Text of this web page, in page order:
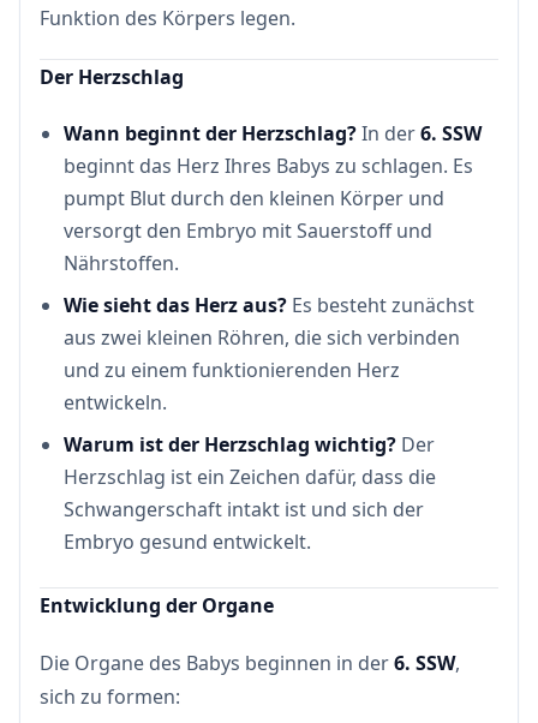
Funktion des Körpers legen.
Der Herzschlag
Wann beginnt der Herzschlag?In der6. SSW
beginnt das Herz Ihres Babys zu schlagen. Es
pumpt Blut durch den kleinen Körper und
versorgt den Embryo mit Sauerstoff und
Nährstoffen.
Wie sieht das Herz aus? Es besteht zunächst
aus zwei kleinen Röhren, die sich verbinden
und zu einem funktionierenden Herz
entwickeln.
Warum ist der Herzschlag wichtig? Der
Herzschlag ist ein Zeichen dafür, dass die
Schwangerschaft intakt ist und sich der
Embryo gesund entwickelt.
Entwicklung der Organe
Die Organe des Babys beginnen in der6. SSW,
sich zu formen: